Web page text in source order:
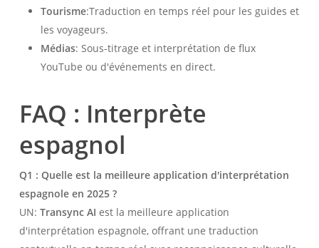
Tourisme:Traduction en temps réel pour les guides et
les voyageurs.
Médias: Sous-titrage et interprétation de flux
YouTube ou d'événements en direct.
FAQ : Interprète
espagnol
Q1 : Quelle est la meilleure application d'interprétation
espagnole en 2025 ?
UN: Transync AI est la meilleure application
d'interprétation espagnole, offrant une traduction